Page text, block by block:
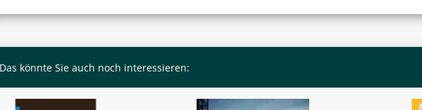
Das könnte Sie auch noch interessieren: